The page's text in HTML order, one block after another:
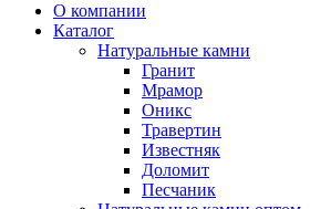
О компании
Каталог
Натуральные камни
Гранит
Мрамор
Оникс
Травертин
Известняк
Доломит
Песчаник